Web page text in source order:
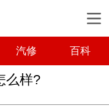
汽修 百科
么样?